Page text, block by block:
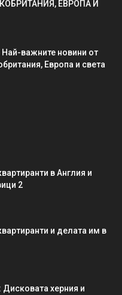
ЕВРОПА И
важните новини от
Европа и света
в Англия и
2
и делата им в
херния и